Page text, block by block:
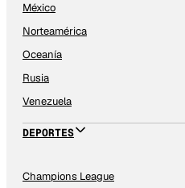
México
Norteamérica
Oceanía
Rusia
Venezuela
DEPORTES
Champions League